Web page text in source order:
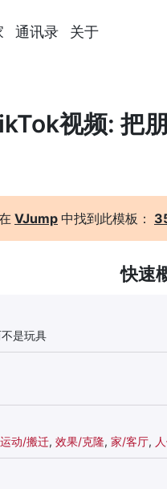
通讯录 关于
视频: 把
VJump 中找到此模板：
快速
是玩具
运动/搬迁, 效果/克隆, 家/客厅,